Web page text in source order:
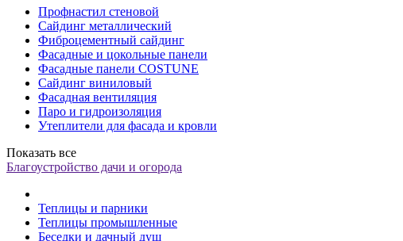
Профнастил стеновой
Сайдинг металлический
Фиброцементный сайдинг
Фасадные и цокольные панели
Фасадные панели COSTUNE
Сайдинг виниловый
Фасадная вентиляция
Паро и гидроизоляция
Утеплители для фасада и кровли
Показать все
Благоустройство дачи и огорода
Теплицы и парники
Теплицы промышленные
Беседки и дачный душ